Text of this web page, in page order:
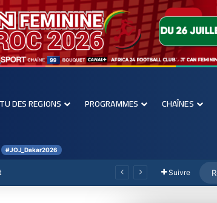
DES REGIONS PROGRAMMES CHAÎNES
#JOJ_Dakar2026
Suivre